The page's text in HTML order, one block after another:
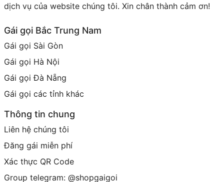
dịch vụ của website chúng tôi. Xin chân thành cảm ơn!
Gái gọi Bắc Trung Nam
Gái gọi Sài Gòn
Gái gọi Hà Nội
Gái gọi Đà Nẵng
Gái gọi các tỉnh khác
Thông tin chung
Liên hệ chúng tôi
Đăng gái miễn phí
Xác thực QR Code
Group telegram: @shopgaigoi